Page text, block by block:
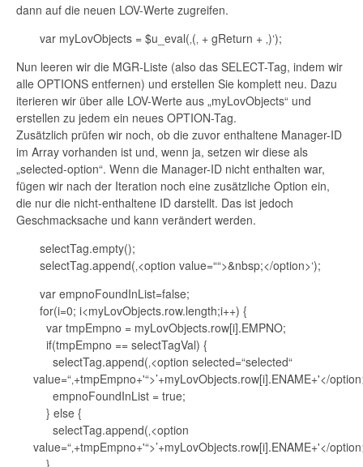
dann auf die neuen LOV-Werte zugreifen.
var myLovObjects = $u_eval(‚(‚ + gReturn + ‚)‘);
Nun leeren wir die MGR-Liste (also das SELECT-Tag, indem wir
alle OPTIONS entfernen) und erstellen Sie komplett neu. Dazu
iterieren wir über alle LOV-Werte aus „myLovObjects“ und
erstellen zu jedem ein neues OPTION-Tag.
Zusätzlich prüfen wir noch, ob die zuvor enthaltene Manager-ID
im Array vorhanden ist und, wenn ja, setzen wir diese als
„selected-option“. Wenn die Manager-ID nicht enthalten war,
fügen wir nach der Iteration noch eine zusätzliche Option ein,
die nur die nicht-enthaltene ID darstellt. Das ist jedoch
Geschmacksache und kann verändert werden.
selectTag.empty();
selectTag.append(‚<option value=““>&nbsp;</option>‘);
var empnoFoundInList=false;
for(i=0; i<myLovObjects.row.length;i++) {
var tmpEmpno = myLovObjects.row[i].EMPNO;
if(tmpEmpno == selectTagVal) {
selectTag.append(‚<option selected=“selected“
value=“‚+tmpEmpno+'“>’+myLovObjects.row[i].ENAME+'</
empnoFoundInList = true;
} else {
selectTag.append(‚<option
value=“‚+tmpEmpno+'“>’+myLovObjects.row[i].ENAME+'</